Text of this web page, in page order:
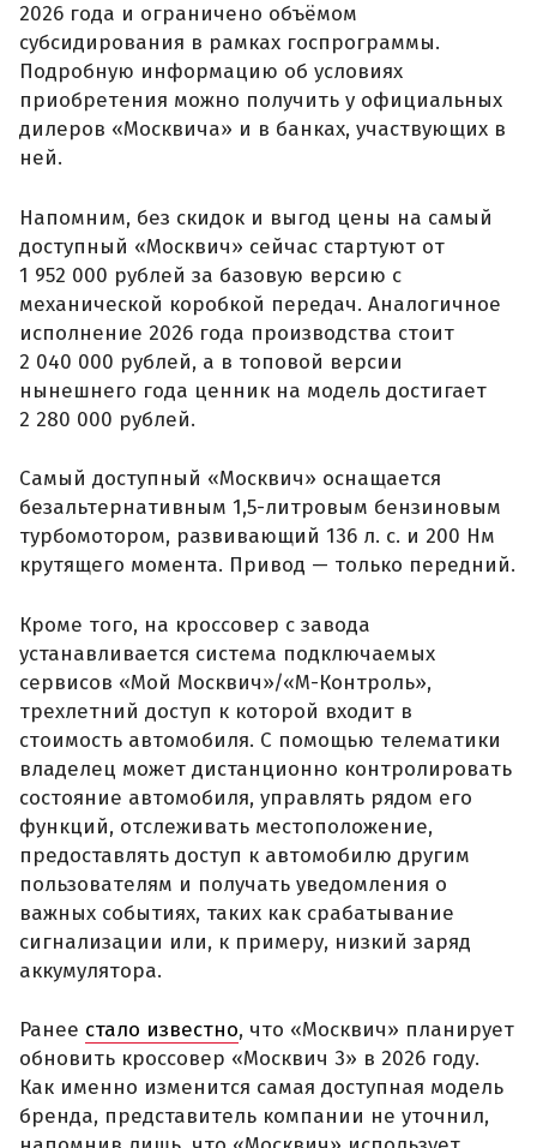
2026 года и ограничено объёмом
субсидирования в рамках госпрограммы.
Подробную информацию об условиях
приобретения можно получить у официальных
дилеров «Москвича» и в банках, участвующих в
ней.
Напомним, без скидок и выгод цены на самый
доступный «Москвич» сейчас стартуют от
1 952 000 рублей за базовую версию с
механической коробкой передач. Аналогичное
исполнение 2026 года производства стоит
2 040 000 рублей, а в топовой версии
нынешнего года ценник на модель достигает
2 280 000 рублей.
Самый доступный «Москвич» оснащается
безальтернативным 1,5-литровым бензиновым
турбомотором, развивающий 136 л. с. и 200 Нм
крутящего момента. Привод — только передний.
Кроме того, на кроссовер с завода
устанавливается система подключаемых
сервисов «Мой Москвич»/«М-Контроль»,
трехлетний доступ к которой входит в
стоимость автомобиля. С помощью телематики
владелец может дистанционно контролировать
состояние автомобиля, управлять рядом его
функций, отслеживать местоположение,
предоставлять доступ к автомобилю другим
пользователям и получать уведомления о
важных событиях, таких как срабатывание
сигнализации или, к примеру, низкий заряд
аккумулятора.
Ранее стало известно, что «Москвич» планирует
обновить кроссовер «Москвич 3» в 2026 году.
Как именно изменится самая доступная модель
бренда, представитель компании не уточнил,